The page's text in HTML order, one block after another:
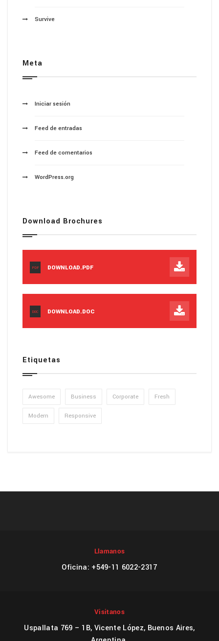
Survive
Meta
Iniciar sesión
Feed de entradas
Feed de comentarios
WordPress.org
Download Brochures
PDF DOWNLOAD.PDF
DOC DOWNLOAD.DOC
Etiquetas
Awesome Business Corporate Fresh
Modern Responsive
Llamanos
Oficina: +549-11 6022-2317
Visitanos
Uspallata 769 – 1B, Vicente López, Buenos Aires,